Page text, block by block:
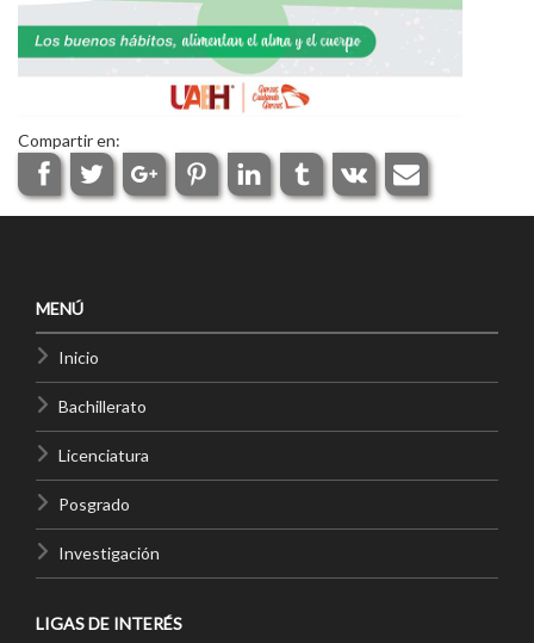
Compartir en:
MENÚ
Inicio
Bachillerato
Licenciatura
Posgrado
Investigación
LIGAS DE INTERÉS